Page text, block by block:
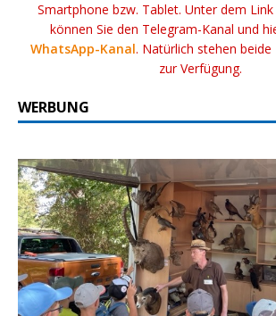
Smartphone bzw. Tablet. Unter dem Link
können Sie den Telegram-Kanal und
WhatsApp-Kanal. Natürlich stehen
zur Verfügung.
WERBUNG